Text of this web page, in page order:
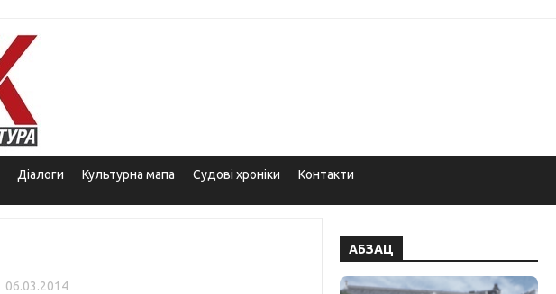
Діалоги Культурна мапа Судові хроніки Контакти
06.03.2014
АБЗАЦ